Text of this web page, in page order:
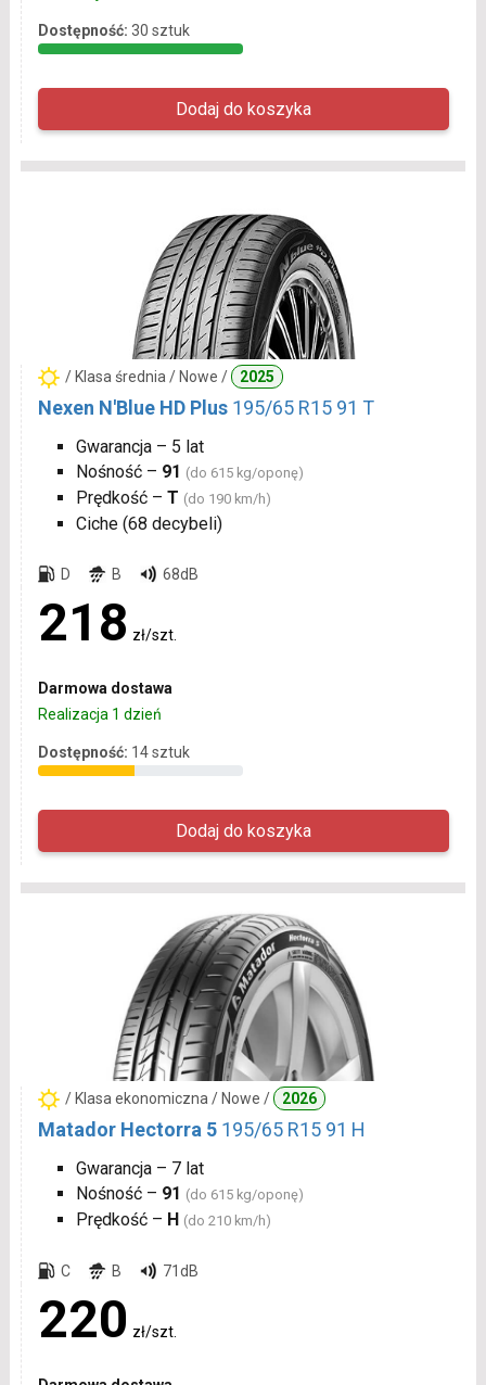
Dostępność: 30 sztuk
/ Klasa średnia / Nowe / 2025
Nexen N'Blue HD Plus 195/65 R15 91 T
Gwarancja – 5 lat
Nośność – 91 (do 615 kg/oponę)
Prędkość – T (do 190 km/h)
Ciche (68 decybeli)
D B 68dB
218 zł/szt.
Darmowa dostawa
Realizacja 1 dzień
Dostępność: 14 sztuk
/ Klasa ekonomiczna / Nowe / 2026
Matador Hectorra 5 195/65 R15 91 H
Gwarancja – 7 lat
Nośność – 91 (do 615 kg/oponę)
Prędkość – H (do 210 km/h)
C B 71dB
220 zł/szt.